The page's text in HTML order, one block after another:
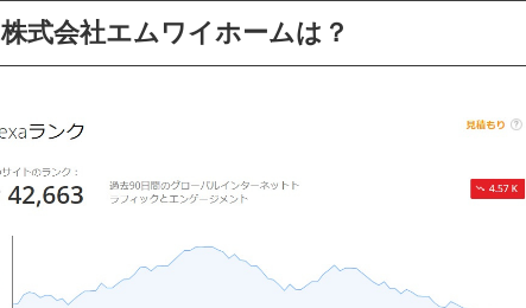
株式会社エムワイホームは？